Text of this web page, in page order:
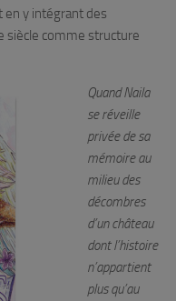
en y intégrant des
siècle comme structure
Quand Naila
se réveille
privée de sa
mémoire au
milieu des
décombres
d’un château
dont l’histoire
n’appartient
plus qu’au